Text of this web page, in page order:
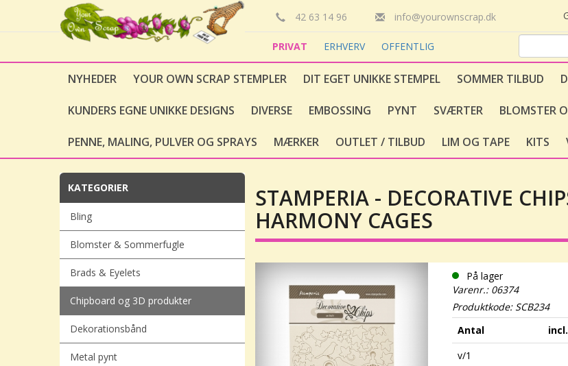
42 63 14 96 info@yourownscrap.dk
PRIVAT ERHVERV OFFENTLIG
NYHEDER YOUR OWN SCRAP STEMPLER DIT EGET UNIKKE STEMPEL SOMMER TILBUD
KUNDERS EGNE UNIKKE DESIGNS DIVERSE EMBOSSING PYNT SVÆRTER BLOMSTER
PENNE, MALING, PULVER OG SPRAYS MÆRKER OUTLET / TILBUD LIM OG TAPE KITS
KATEGORIER
Bling
Blomster & Sommerfugle
Brads & Eyelets
Chipboard og 3D produkter
Dekorationsbånd
Metal pynt
STAMPERIA - DECORATIVE
HARMONY CAGES
På lager
Varenr.: 06374
Produktkode: SCB234
Antal
v/1